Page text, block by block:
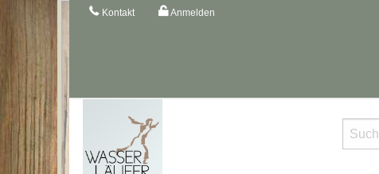
Kontakt Anmelden